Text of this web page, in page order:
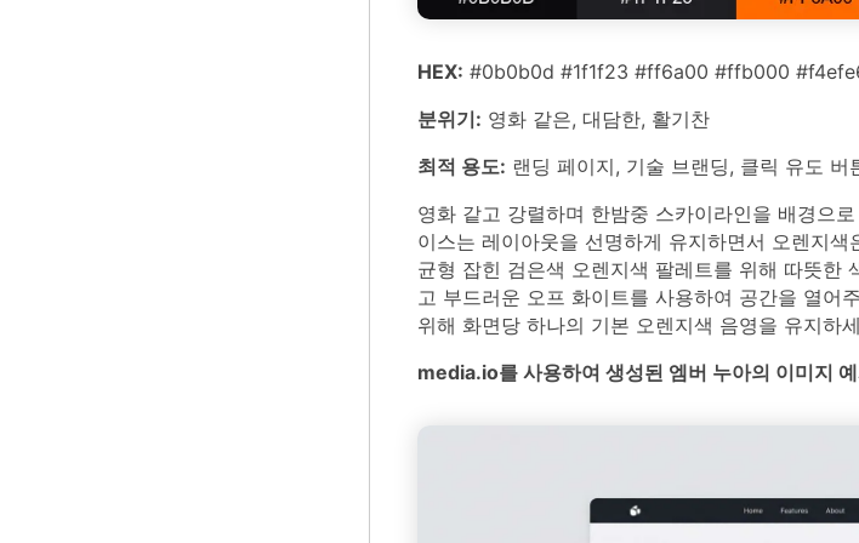
HEX: #0b0b0d #1f1f23 #ff6a00 #ffb000
분위기: 영화 같은, 대담한, 활기찬
최적 용도: 랜딩 페이지, 기술 브랜딩, 클릭 유도 버
영화 같고 강렬하며 한밤중 스카이라인을 배경으
이스는 레이아웃을 선명하게 유지하면서 오렌지
균형 잡힌 검은색 오렌지색 팔레트를 위해 따뜻한
고 부드러운 오프 화이트를 사용하여 공간을 열어
위해 화면당 하나의 기본 오렌지색 음영을 유지하
media.io를 사용하여 생성된 엠버 누아의 이미지